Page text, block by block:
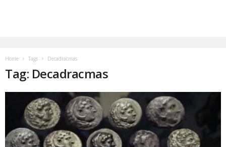
Home Tags Decadracmas
Tag: Decadracmas